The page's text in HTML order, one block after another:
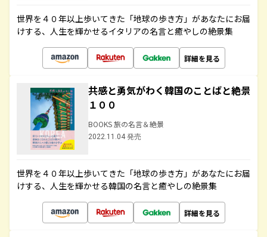
世界を４０年以上歩いてきた「地球の歩き方」があなたにお届
けする、人生を輝かせるイタリアの名言と癒やしの絶景集
詳細を見る
共感と勇気がわく韓国のことばと絶景
１００
BOOKS 旅の名言＆絶景
2022.11.04 発売
世界を４０年以上歩いてきた「地球の歩き方」があなたにお届
けする、人生を輝かせる韓国の名言と癒やしの絶景集
詳細を見る